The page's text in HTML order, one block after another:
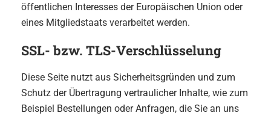
öffentlichen Interesses der Europäischen Union oder
eines Mitgliedstaats verarbeitet werden.
SSL- bzw. TLS-Verschlüsselung
Diese Seite nutzt aus Sicherheitsgründen und zum
Schutz der Übertragung vertraulicher Inhalte, wie zum
Beispiel Bestellungen oder Anfragen, die Sie an uns